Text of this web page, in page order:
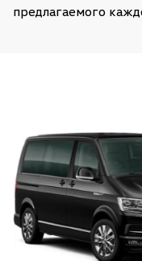
предлагаемого